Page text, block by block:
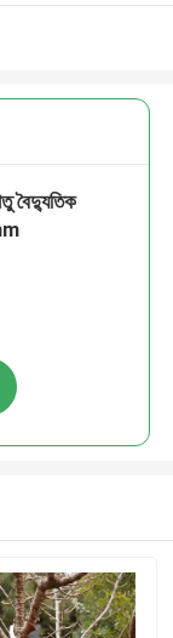
বৈদ্যুতিক